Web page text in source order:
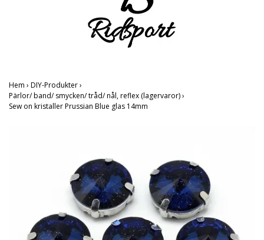
Hem › DIY-Produkter›
Pärlor/ band/ smycken/ tråd/ nål, reflex (lagervaror)›
Sew on kristaller Prussian Blue glas 14mm